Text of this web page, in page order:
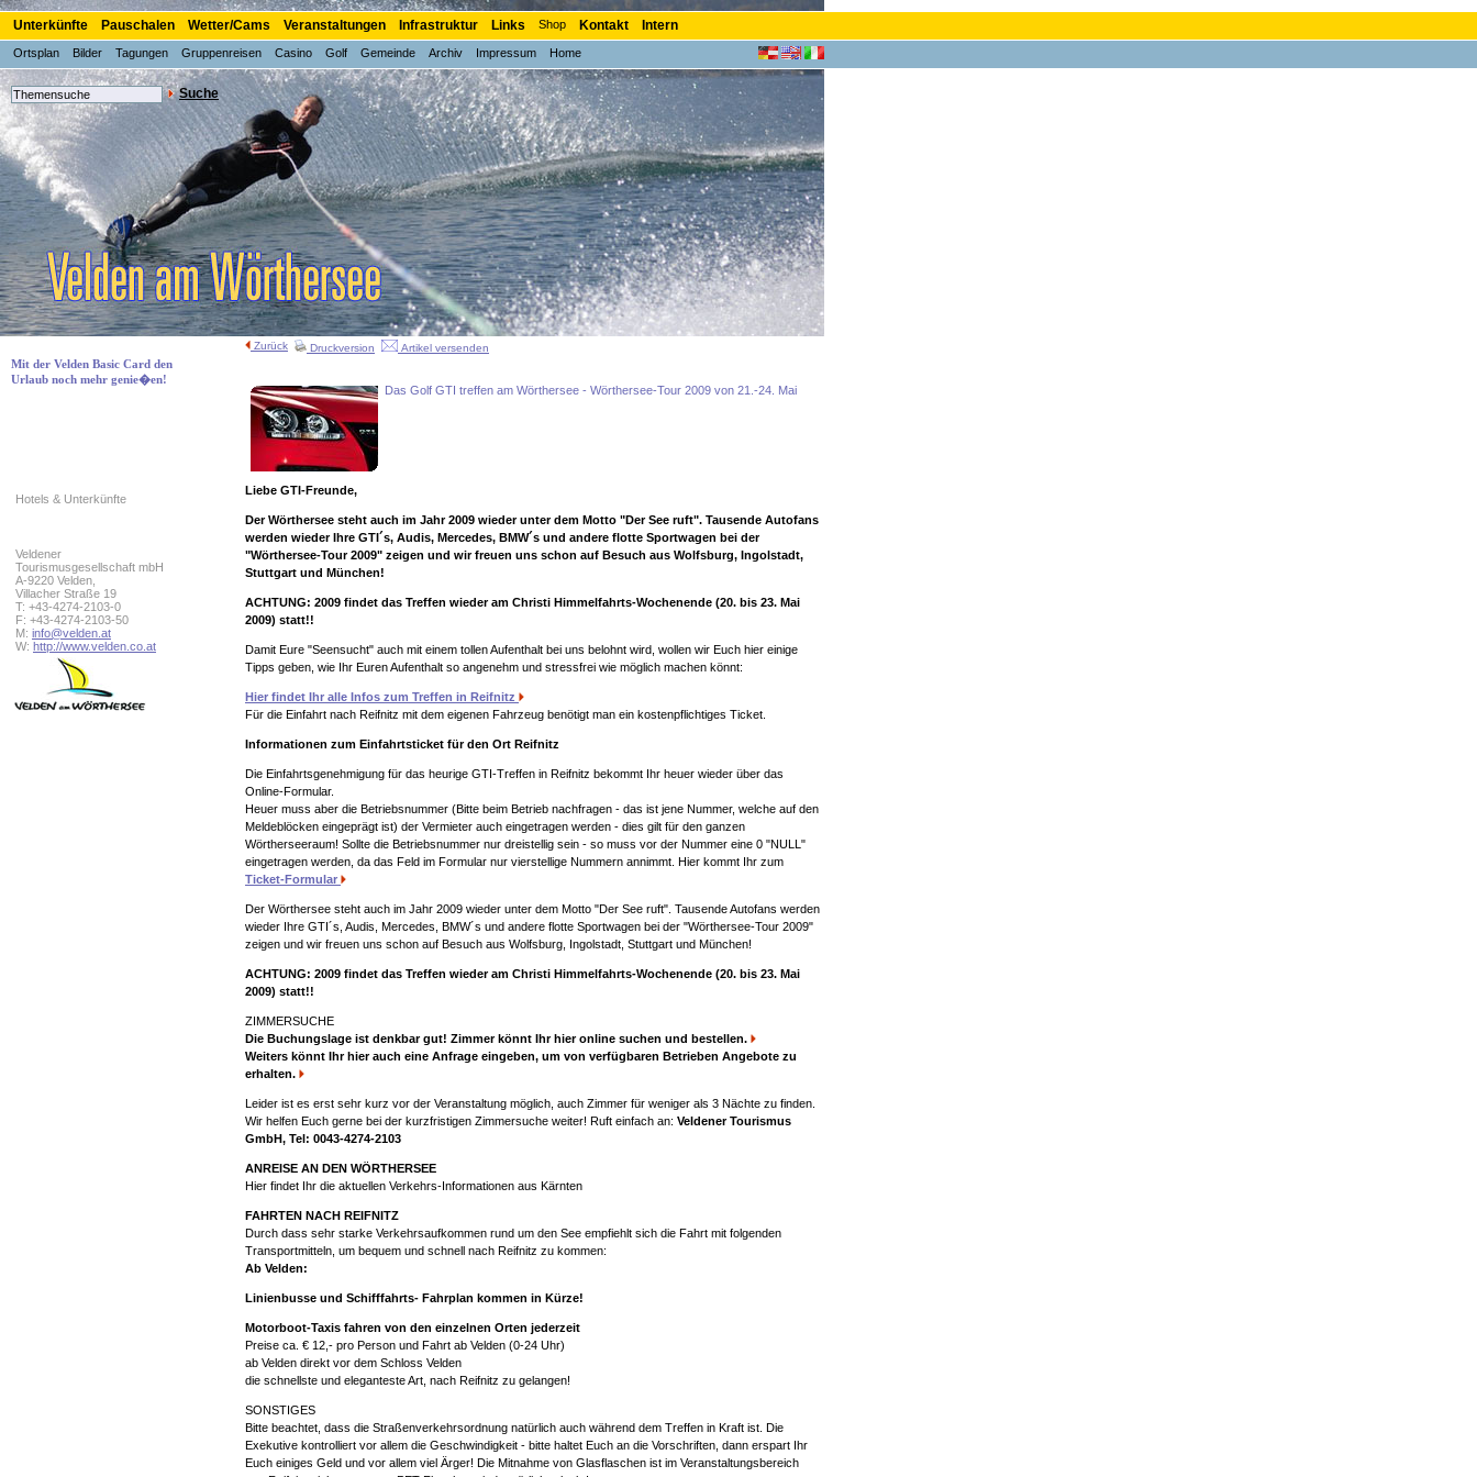
Unterkünfte Pauschalen Wetter/Cams Veranstaltungen Infrastruktur Links Shop Kontakt Intern
Ortsplan Bilder Tagungen Gruppenreisen Casino Golf Gemeinde Archiv Impressum Home
Mit der Velden Basic Card den
Urlaub noch mehr genie�en!
Suche
Hotels & Unterkünfte
Veldener
Tourismusgesellschaft mbH
A-9220 Velden,
Villacher Straße 19
T: +43-4274-2103-0
F: +43-4274-2103-50
M: info@velden.at
W: http://www.velden.co.at
Zurück Druckversion Artikel versenden
Das Golf GTI treffen am Wörthersee - Wörthersee-Tour 2009 von 21.-24. Mai
Liebe GTI-Freunde,
Der Wörthersee steht auch im Jahr 2009 wieder unter dem Motto "Der See ruft". Tausende Autofans
werden wieder Ihre GTI´s, Audis, Mercedes, BMW´s und andere flotte Sportwagen bei der
"Wörthersee-Tour 2009" zeigen und wir freuen uns schon auf Besuch aus Wolfsburg, Ingolstadt,
Stuttgart und München!
ACHTUNG: 2009 findet das Treffen wieder am Christi Himmelfahrts-Wochenende (20. bis 23. Mai
2009) statt!!
Damit Eure "Seensucht" auch mit einem tollen Aufenthalt bei uns belohnt wird, wollen wir Euch hier einige
Tipps geben, wie Ihr Euren Aufenthalt so angenehm und stressfrei wie möglich machen könnt:
Hier findet Ihr alle Infos zum Treffen in Reifnitz
Für die Einfahrt nach Reifnitz mit dem eigenen Fahrzeug benötigt man ein kostenpflichtiges Ticket.
Informationen zum Einfahrtsticket für den Ort Reifnitz
Die Einfahrtsgenehmigung für das heurige GTI-Treffen in Reifnitz bekommt Ihr heuer wieder über das
Online-Formular.
Heuer muss aber die Betriebsnummer (Bitte beim Betrieb nachfragen - das ist jene Nummer, welche auf den
Meldeblöcken eingeprägt ist) der Vermieter auch eingetragen werden - dies gilt für den ganzen
Wörtherseeraum! Sollte die Betriebsnummer nur dreistellig sein - so muss vor der Nummer eine 0 "NULL"
eingetragen werden, da das Feld im Formular nur vierstellige Nummern annimmt. Hier kommt Ihr zum
Ticket-Formular
Der Wörthersee steht auch im Jahr 2009 wieder unter dem Motto "Der See ruft". Tausende Autofans werden
wieder Ihre GTI´s, Audis, Mercedes, BMW´s und andere flotte Sportwagen bei der "Wörthersee-Tour 2009"
zeigen und wir freuen uns schon auf Besuch aus Wolfsburg, Ingolstadt, Stuttgart und München!
ACHTUNG: 2009 findet das Treffen wieder am Christi Himmelfahrts-Wochenende (20. bis 23. Mai
2009) statt!!
ZIMMERSUCHE
Die Buchungslage ist denkbar gut! Zimmer könnt Ihr hier online suchen und bestellen.
Weiters könnt Ihr hier auch eine Anfrage eingeben, um von verfügbaren Betrieben Angebote zu
erhalten.
Leider ist es erst sehr kurz vor der Veranstaltung möglich, auch Zimmer für weniger als 3 Nächte zu finden.
Wir helfen Euch gerne bei der kurzfristigen Zimmersuche weiter! Ruft einfach an: Veldener Tourismus
GmbH, Tel: 0043-4274-2103
ANREISE AN DEN WÖRTHERSEE
Hier findet Ihr die aktuellen Verkehrs-Informationen aus Kärnten
FAHRTEN NACH REIFNITZ
Durch dass sehr starke Verkehrsaufkommen rund um den See empfiehlt sich die Fahrt mit folgenden
Transportmitteln, um bequem und schnell nach Reifnitz zu kommen:
Ab Velden:
Linienbusse und Schifffahrts- Fahrplan kommen in Kürze!
Motorboot-Taxis fahren von den einzelnen Orten jederzeit
Preise ca. € 12,- pro Person und Fahrt ab Velden (0-24 Uhr)
ab Velden direkt vor dem Schloss Velden
die schnellste und eleganteste Art, nach Reifnitz zu gelangen!
SONSTIGES
Bitte beachtet, dass die Straßenverkehrsordnung natürlich auch während dem Treffen in Kraft ist. Die
Exekutive kontrolliert vor allem die Geschwindigkeit - bitte haltet Euch an die Vorschriften, dann erspart Ihr
Euch einiges Geld und vor allem viel Ärger! Die Mitnahme von Glasflaschen ist im Veranstaltungsbereich